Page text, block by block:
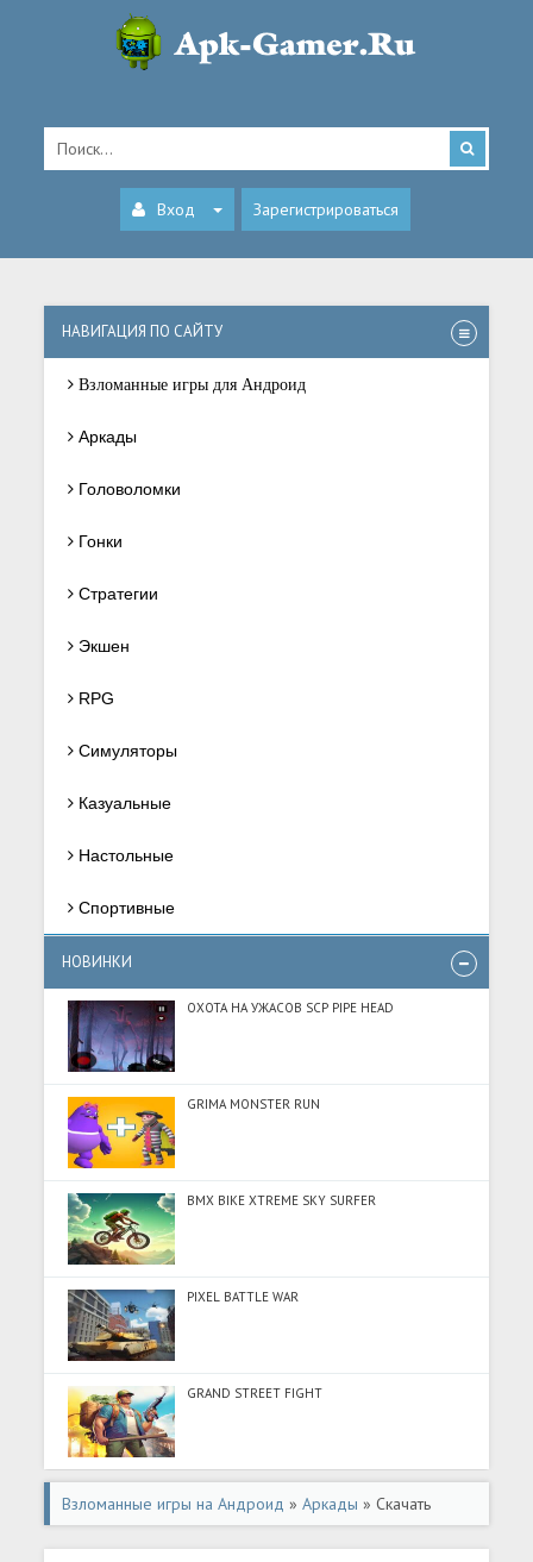
Вход Зарегистрироваться
НАВИГАЦИЯ ПО САЙТУ
Взломанные игры для Андроид
Аркады
Головоломки
Гонки
Стратегии
Экшен
RPG
Симуляторы
Казуальные
Настольные
Спортивные
НОВИНКИ
ОХОТА НА УЖАСОВ SCP PIPE HEAD
GRIMA MONSTER RUN
BMX BIKE XTREME SKY SURFER
PIXEL BATTLE WAR
GRAND STREET FIGHT
Взломанные игры на Андроид »Аркады » Скачать
Space Shooter: Air Battle 1945 (Разблокировано все) на